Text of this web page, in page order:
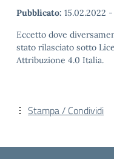
Pubblicato: 15.02.2022 -
Eccetto dove
stato rilasciato sotto
Attribuzione 4.0 Italia.
Stampa / Condividi